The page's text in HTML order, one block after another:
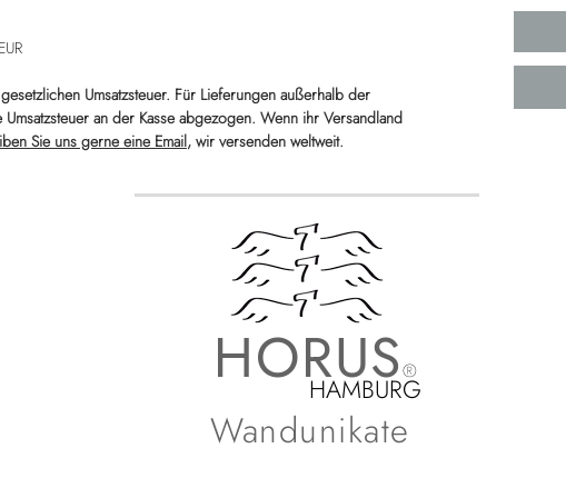
Umsatzsteuer. Für Lieferungen außerhalb der
an der Kasse abgezogen. Wenn ihr Versandland
Sie uns gerne eine Email, wir versenden weltweit.
HORUS®
Wandunikate
HAMBURG